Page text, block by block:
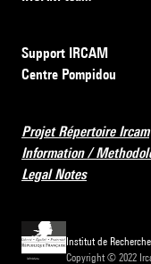
Support IRCAM
Centre Pompidou
Projet Répertoire Ircam
Information /
Legal Notes
Institut de
Copyright © 2022